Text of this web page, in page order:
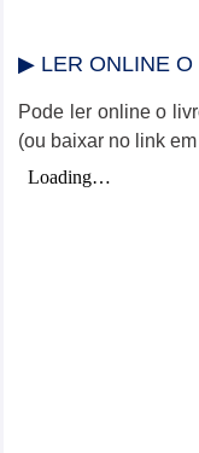
▶ LER ONLINE O
Pode ler online o
(ou baixar no link